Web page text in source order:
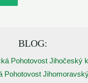
BLOG:
Pohotovost Jihočeský
Pohotovost